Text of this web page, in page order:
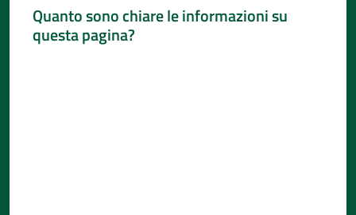
Quanto sono chiare le informazioni su
questa pagina?